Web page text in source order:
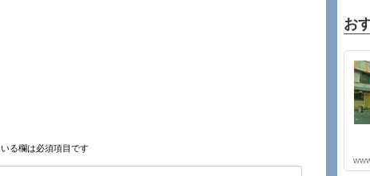
る欄は必須項目です
お